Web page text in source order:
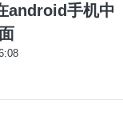
android手机中